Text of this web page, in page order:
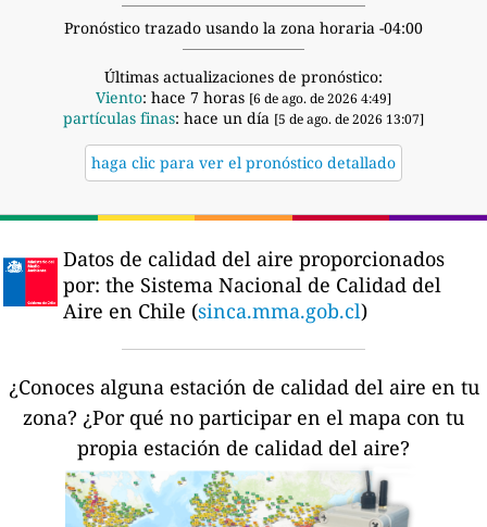
Pronóstico trazado usando la zona horaria -04:00
Últimas actualizaciones de pronóstico:
Viento: hace 7 horas [6 de ago. de 2026 4:49]
partículas finas: hace un día [5 de ago. de 2026 13:07]
haga clic para ver el pronóstico detallado
Datos de calidad del aire proporcionados
por: the Sistema Nacional de Calidad del
Aire en Chile (sinca.mma.gob.cl)
¿Conoces alguna estación de calidad del aire en tu
zona? ¿Por qué no participar en el mapa con tu
propia estación de calidad del aire?